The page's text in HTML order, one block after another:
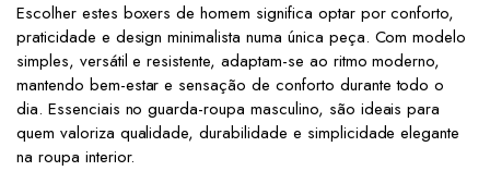
Escolher estes boxers de homem significa optar por conforto,
praticidade e design minimalista numa única peça. Com modelo
simples, versátil e resistente, adaptam-se ao ritmo moderno,
mantendo bem-estar e sensação de conforto durante todo o
dia. Essenciais no guarda-roupa masculino, são ideais para
quem valoriza qualidade, durabilidade e simplicidade elegante
na roupa interior.